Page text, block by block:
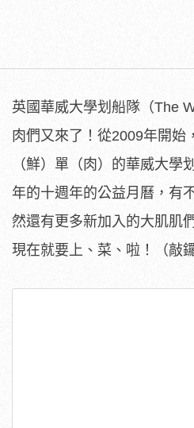
英國華威大學划船隊（The
肉們又來了！從2009年開始
（鮮）單（肉）的華威大學
年的十週年的公益月曆，有
然還有更多新加入的大肌肌
現在就要上、菜、啦！（敲